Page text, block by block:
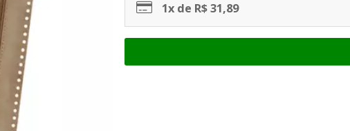
1x de R$ 31,89